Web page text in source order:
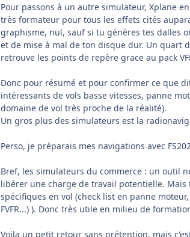
Pour passons à un autre simulateur, Xplane
très formateur pour tous les effets cités
graphisme, nul, sauf si tu génères tes dalles
et de mise à mal de ton disque dur. Un quart
retrouve les points de repère grace au pack
Donc pour résumé et pour confirmer ce que
intéressants de vols basse vitesses, panne
domaine de vol très proche de la réalité).
Un gros plus des simulateurs est la
Perso, je préparais mes navigations avec
Bref, les simulateurs du commerce : un outil
libérer une charge de travail potentielle.
spécifiques en vol (check list en panne
FVFR...) ). Donc très utile en milieu de
Voila un petit retour sans prétention, mais